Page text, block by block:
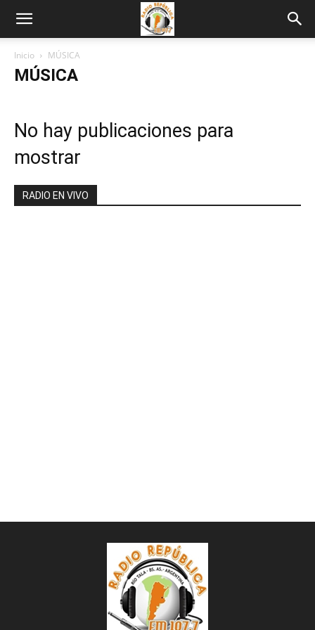
Inicio MÚSICA
MÚSICA
No hay publicaciones para
mostrar
RADIO EN VIVO